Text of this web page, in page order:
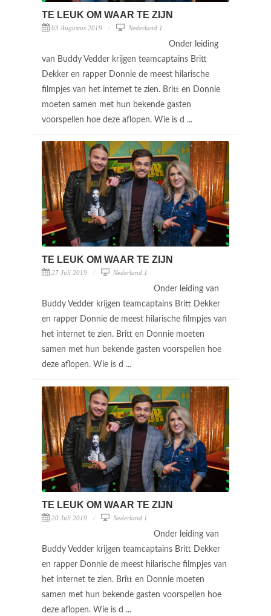
TE LEUK OM WAAR TE ZIJN
03 Augustus 2019 Nederland 1
Onder leiding
van Buddy Vedder krijgen teamcaptains Britt
Dekker en rapper Donnie de meest hilarische
filmpjes van het internet te zien. Britt en Donnie
moeten samen met hun bekende gasten
voorspellen hoe deze aflopen. Wie is d ...
TE LEUK OM WAAR TE ZIJN
27 Juli 2019 Nederland 1
Onder leiding van
Buddy Vedder krijgen teamcaptains Britt Dekker
en rapper Donnie de meest hilarische filmpjes van
het internet te zien. Britt en Donnie moeten
samen met hun bekende gasten voorspellen hoe
deze aflopen. Wie is d ...
TE LEUK OM WAAR TE ZIJN
20 Juli 2019 Nederland 1
Onder leiding van
Buddy Vedder krijgen teamcaptains Britt Dekker
en rapper Donnie de meest hilarische filmpjes van
het internet te zien. Britt en Donnie moeten
samen met hun bekende gasten voorspellen hoe
deze aflopen. Wie is d ...